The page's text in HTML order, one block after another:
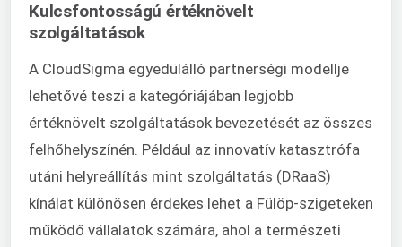
Kulcsfontosságú értéknövelt
szolgáltatások
A CloudSigma egyedülálló partnerségi modellje
lehetővé teszi a kategóriájában legjobb
értéknövelt szolgáltatások bevezetését az összes
felhőhelyszínén. Például az innovatív katasztrófa
utáni helyreállítás mint szolgáltatás (DRaaS)
kínálat különösen érdekes lehet a Fülöp-szigeteken
működő vállalatok számára, ahol a természeti